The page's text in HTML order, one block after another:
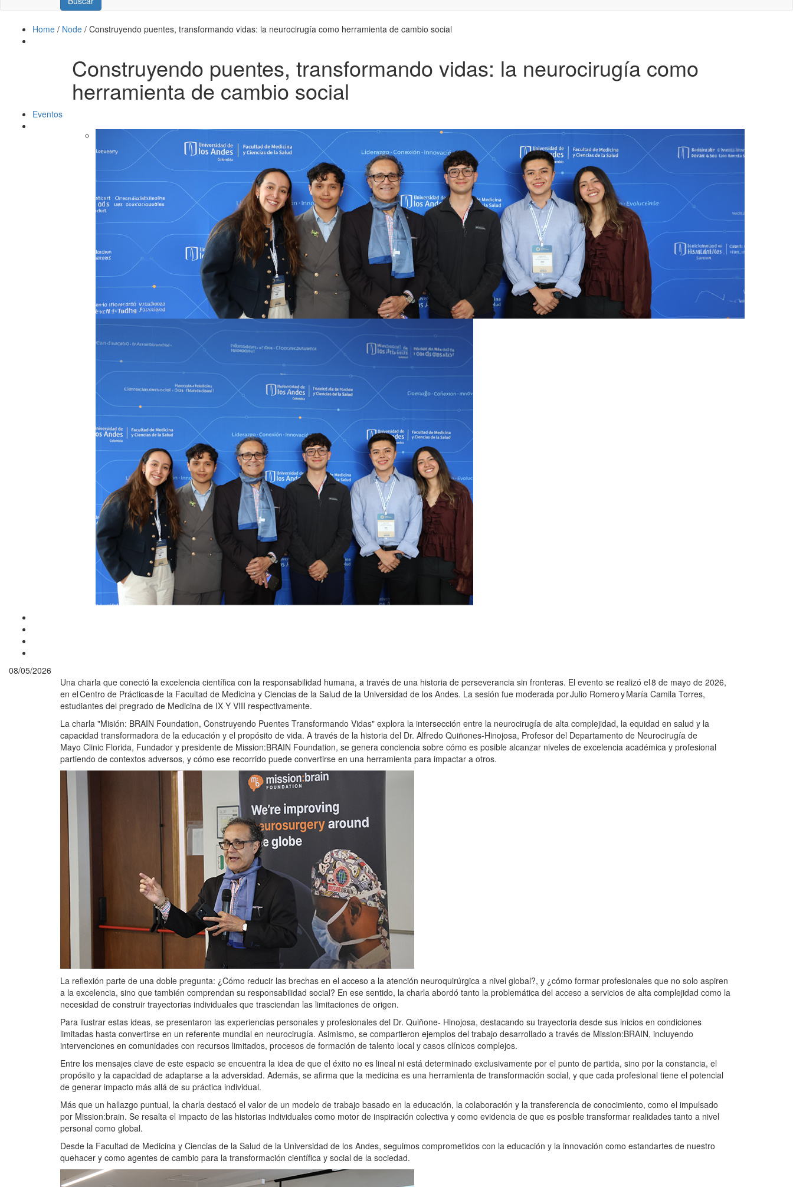
Home / Node / Construyendo puentes, transformando vidas: la neurocirugía como herramienta de cambio social
Construyendo puentes, transformando vidas: la neurocirugía como
herramienta de cambio social
Eventos
08/05/2026
Una charla que conectó la excelencia científica con la responsabilidad humana, a través de una historia de perseverancia sin fronteras. El evento se realizó el 8 de mayo de 2026,
en el Centro de Prácticas de la Facultad de Medicina y Ciencias de la Salud de la Universidad de los Andes. La sesión fue moderada por Julio Romero y María Camila Torres,
estudiantes del pregrado de Medicina de IX Y VIII respectivamente.
La charla "Misión: BRAIN Foundation, Construyendo Puentes Transformando Vidas" explora la intersección entre la neurocirugía de alta complejidad, la equidad en salud y la
capacidad transformadora de la educación y el propósito de vida. A través de la historia del Dr. Alfredo Quiñones-Hinojosa, Profesor del Departamento de Neurocirugía de
Mayo Clinic Florida, Fundador y presidente de Mission:BRAIN Foundation, se genera conciencia sobre cómo es posible alcanzar niveles de excelencia académica y profesional
partiendo de contextos adversos, y cómo ese recorrido puede convertirse en una herramienta para impactar a otros.
La reflexión parte de una doble pregunta: ¿Cómo reducir las brechas en el acceso a la atención neuroquirúrgica a nivel global?, y ¿cómo formar profesionales que no solo aspiren
a la excelencia, sino que también comprendan su responsabilidad social? En ese sentido, la charla abordó tanto la problemática del acceso a servicios de alta complejidad como la
necesidad de construir trayectorias individuales que trasciendan las limitaciones de origen.
Para ilustrar estas ideas, se presentaron las experiencias personales y profesionales del Dr. Quiñone- Hinojosa, destacando su trayectoria desde sus inicios en condiciones
limitadas hasta convertirse en un referente mundial en neurocirugía. Asimismo, se compartieron ejemplos del trabajo desarrollado a través de Mission:BRAIN, incluyendo
intervenciones en comunidades con recursos limitados, procesos de formación de talento local y casos clínicos complejos.
Entre los mensajes clave de este espacio se encuentra la idea de que el éxito no es lineal ni está determinado exclusivamente por el punto de partida, sino por la constancia, el
propósito y la capacidad de adaptarse a la adversidad. Además, se afirma que la medicina es una herramienta de transformación social, y que cada profesional tiene el potencial
de generar impacto más allá de su práctica individual.
Más que un hallazgo puntual, la charla destacó el valor de un modelo de trabajo basado en la educación, la colaboración y la transferencia de conocimiento, como el impulsado
por Mission:brain. Se resalta el impacto de las historias individuales como motor de inspiración colectiva y como evidencia de que es posible transformar realidades tanto a nivel
personal como global.
Desde la Facultad de Medicina y Ciencias de la Salud de la Universidad de los Andes, seguimos comprometidos con la educación y la innovación como estandartes de nuestro
quehacer y como agentes de cambio para la transformación científica y social de la sociedad.